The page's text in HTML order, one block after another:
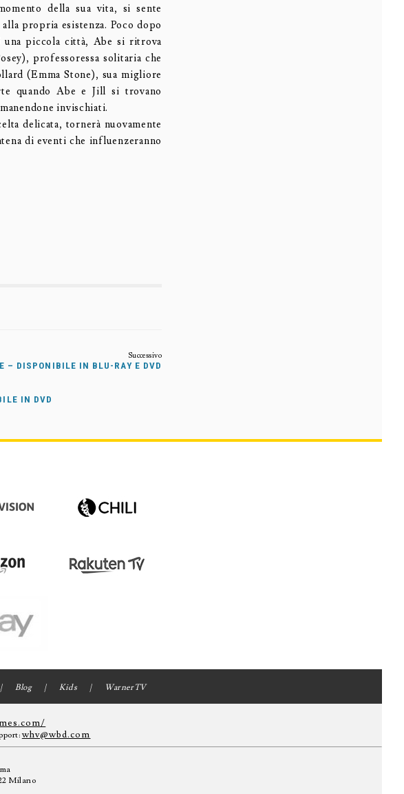
della sua vita, si sente
propria esistenza. Poco dopo
piccola città, Abe si ritrova
professoressa solitaria che
(Emma Stone), sua migliore
quando Abe e Jill si trovano
invischiati.
delicata, tornerà nuovamente
di eventi che influenzeranno
– DISPONIBILE IN BLU-RAY E DVD
IN DVD
Blog Kids WarnerTV
whv@wbd.com
Milano